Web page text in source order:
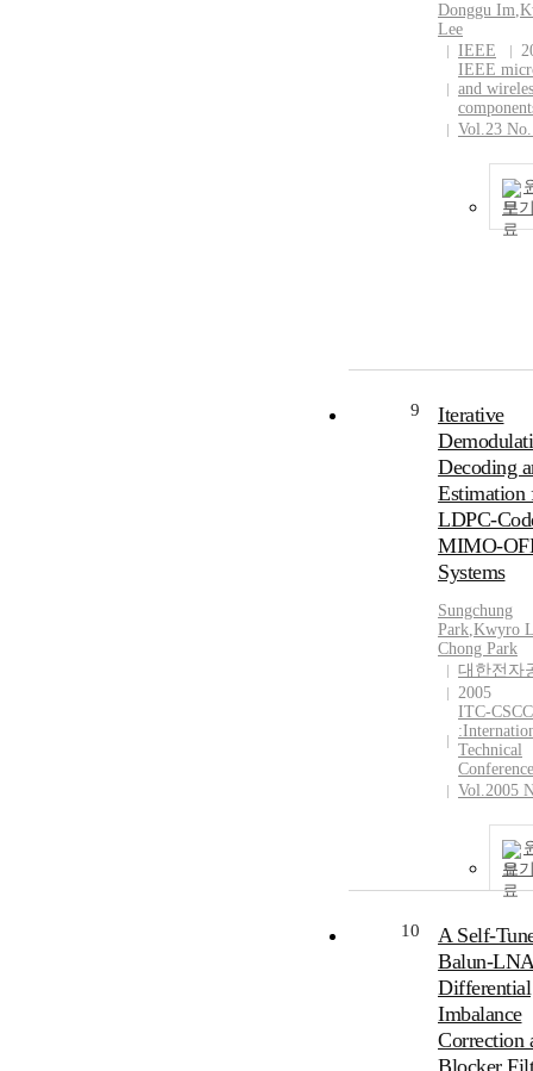
Donggu Im,
Lee
IEEE
IEEE
and
Vol.23
보
9
Iterative
Decoding
Estimation
LDPC-
MIMO-
Systems
Sungchung
Park,Kwyro
Chong Park
대한전자
2005
ITC-CSCC
Technical
Vol.2005
보
10
A Self-
Balun-
Differential
Imbalance
Correction